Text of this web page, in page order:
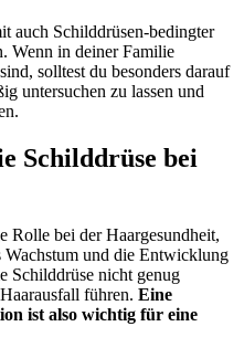
auch Schilddrüsen-bedingter
Wenn in deiner Familie
solltest du besonders darauf
untersuchen zu lassen und
Schilddrüse bei
Rolle bei der Haargesundheit,
Wachstum und die Entwicklung
Schilddrüse nicht genug
führen. Eine
ist also wichtig für eine